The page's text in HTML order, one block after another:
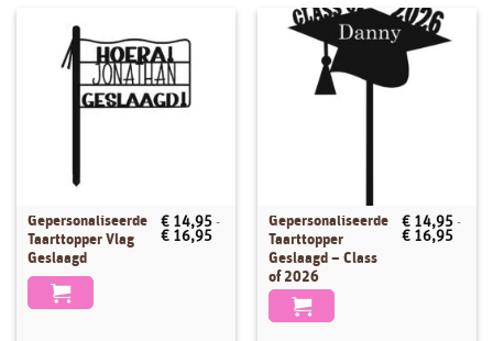
Gepersonaliseerde
Taarttopper Vlag
Geslaagd
€ 14,95 -
€ 16,95Prijsklasse:
Dit
product
meerdere
Gepersonaliseerde
Taarttopper
Geslaagd – Class
of 2026
€ 14,95 -
€ 16,95
Dit
product
heeft
meerdere
variaties.